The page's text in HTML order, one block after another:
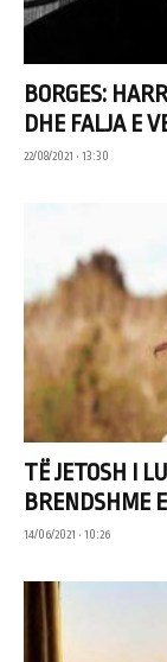
BORGES:
DHE FALJA E
22/08/2021 • 13:30
TË JETOSH I
BRENDSHME
14/06/2021 • 10:26